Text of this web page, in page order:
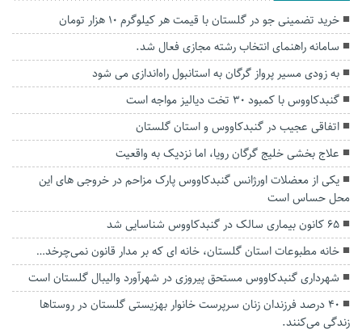
خرید تضمینی جو در گلستان با قیمت هر کیلوگرم ۱۰ هزار تومان
سامانه راهنمای انتخاب رشته مجازی فعال شد.
به زودی مسیر پرواز گرگان به استانبول راه‌اندازی می شود
گنبدکاووس با کمبود ۳۰ تخت دیالیز مواجه است
اتفاقی عجیب در‌ گنبدکاووس و استان گلستان
علاج بخشی خلیج گرگان رویا، اما نزدیک به واقعیت
یکی از معضلات اورژانس گنبدکاووس پارک مزاحم در خروجی های این
محل حساس است
۶۵ کانون بیماری سالک در گنبدکاووس شناسایی شد
خانه مطبوعات استان گلستان، خانه ای که بر مدار قانون نمی‌چرخد…
شهرداری گنبدکاووس مستحق پیروزی در شهرآورد والیبال گلستان است
۴۰ درصد فرزندان زنان سرپرست خانوار بهزیستی گلستان در روستاها
زندگی می‌کنند.